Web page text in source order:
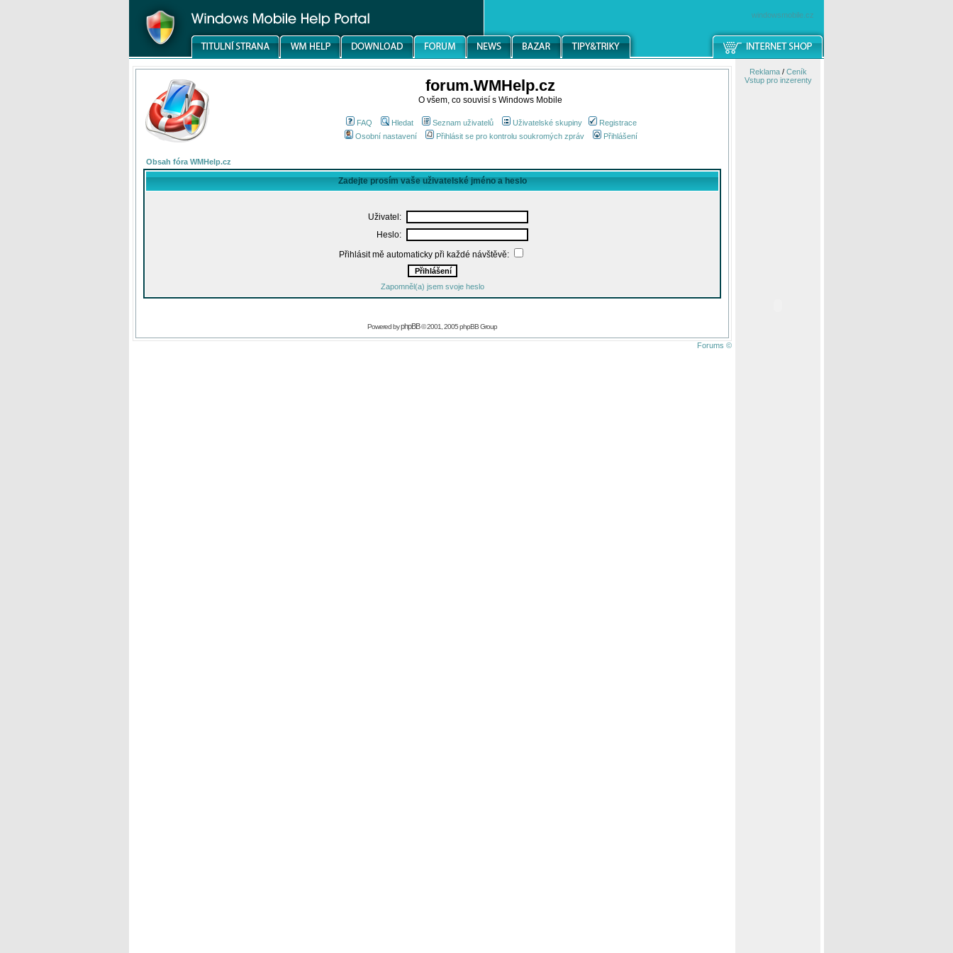
windowsmobile.cz
forum.WMHelp.cz
O všem, co souvisí s Windows Mobile
FAQ Hledat Seznam uživatelů Uživatelské skupiny
Registrace
Osobní nastavení
Přihlásit se pro kontrolu soukromých zpráv Přihlášení
Obsah fóra WMHelp.cz
Zadejte prosím vaše uživatelské jméno a heslo
Uživatel:
Heslo:
Přihlásit mě automaticky při každé návštěvě:
Zapomněl(a) jsem svoje heslo
Powered byphpBB© 2001, 2005 phpBB Group
Forums ©
Reklama/ Ceník
Vstup pro inzerenty